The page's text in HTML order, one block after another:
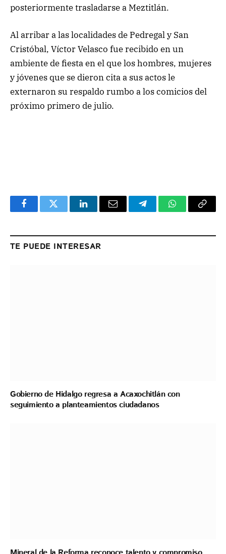
posteriormente trasladarse a Meztitlán.
Al arribar a las localidades de Pedregal y San
Cristóbal, Víctor Velasco fue recibido en un
ambiente de fiesta en el que los hombres, mujeres
y jóvenes que se dieron cita a sus actos le
externaron su respaldo rumbo a los comicios del
próximo primero de julio.
FacebookTwitter LinkedInEmail TelegramWhatsApp
Copy
TE PUEDE INTERESAR
Gobierno de Hidalgo regresa a Acaxochitlán con
seguimiento a planteamientos ciudadanos